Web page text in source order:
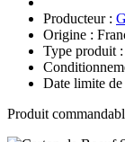
Producteur :
Origine :
Type produit
Date limite
Produit